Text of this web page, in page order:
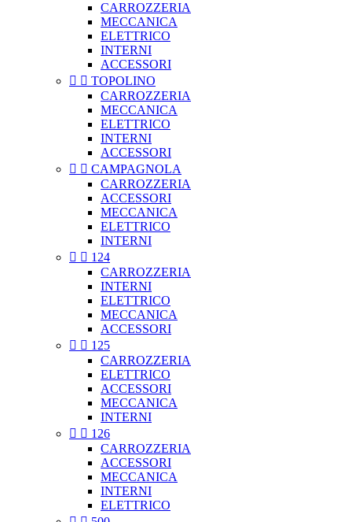
CARROZZERIA
MECCANICA
ELETTRICO
INTERNI
ACCESSORI
  TOPOLINO
CARROZZERIA
MECCANICA
ELETTRICO
INTERNI
ACCESSORI
  CAMPAGNOLA
CARROZZERIA
ACCESSORI
MECCANICA
ELETTRICO
INTERNI
  124
CARROZZERIA
INTERNI
ELETTRICO
MECCANICA
ACCESSORI
  125
CARROZZERIA
ELETTRICO
ACCESSORI
MECCANICA
INTERNI
  126
CARROZZERIA
ACCESSORI
MECCANICA
INTERNI
ELETTRICO